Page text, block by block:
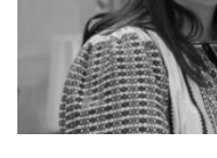
TRIMITE